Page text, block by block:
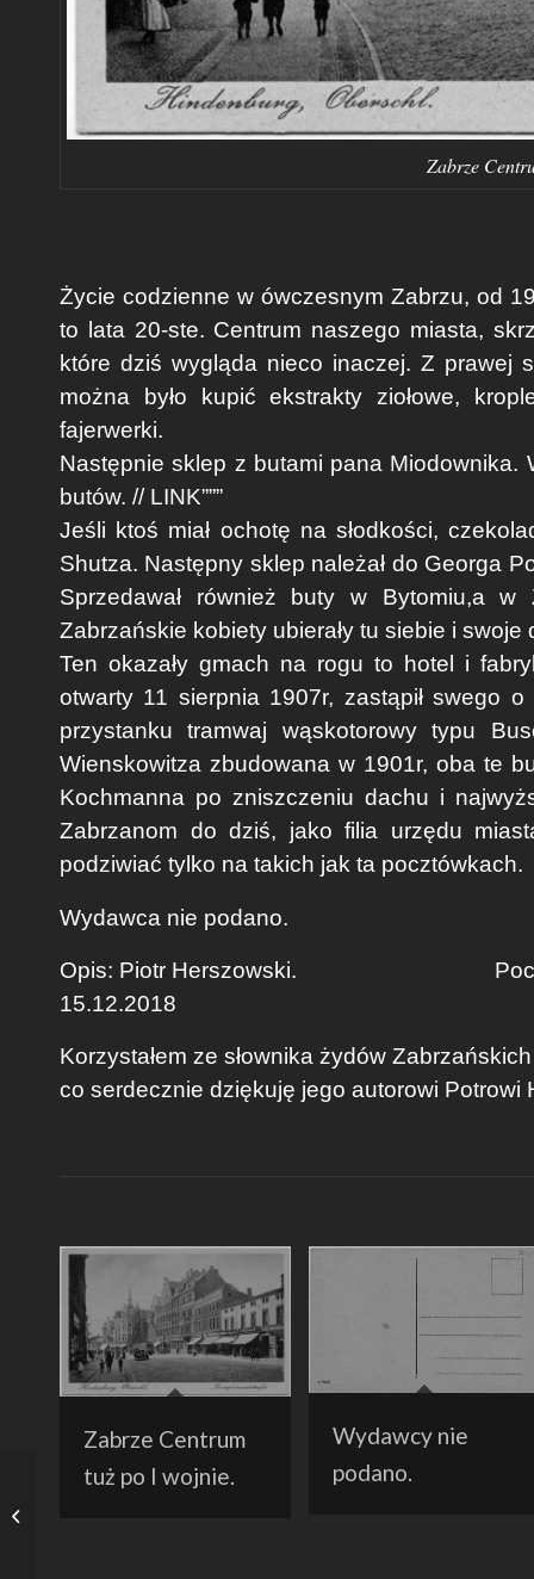
Zabrze
Życie codzienne w ówczesnym Zabrzu, od
to lata 20-ste. Centrum naszego miasta,
które dziś wygląda nieco inaczej. Z prawej
można było kupić ekstrakty ziołowe,
fajerwerki.
Następnie sklep z butami pana Miodownika.
butów. // LINK”””
Jeśli ktoś miał ochotę na słodkości,
Shutza. Następny sklep należał do Georga
Sprzedawał również buty w Bytomiu,a
Zabrzańskie kobiety ubierały tu siebie i swoje
Ten okazały gmach na rogu to hotel i
otwarty 11 sierpnia 1907r, zastąpił swego
przystanku tramwaj wąskotorowy typu
Wienskowitza zbudowana w 1901r, oba te
Kochmanna po zniszczeniu dachu i
Zabrzanom do dziś, jako filia urzędu
podziwiać tylko na takich jak ta pocztówkach.
Wydawca nie podano.
Opis: Piotr Herszowski.
15.12.2018
Korzystałem ze słownika żydów
co serdecznie dziękuję jego autorowi Potrowi
Zabrze Centrum
tuż po I wojnie.
Wydawcy nie
podano.
Pieta w Biskupicach. O